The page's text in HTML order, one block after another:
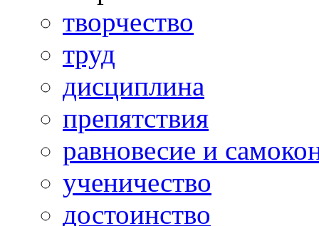
творчество
труд
дисциплина
препятствия
равновесие и
ученичество
достоинство